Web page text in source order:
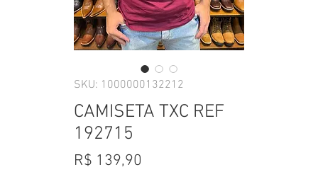
SKU: 1000000132212
CAMISETA TXC REF
192715
R$ 139,90